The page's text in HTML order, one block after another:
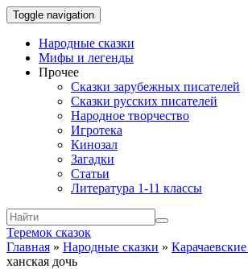
Toggle navigation
Народные сказки
Мифы и легенды
Прочее
Сказки зарубежных писателей
Сказки русских писателей
Народное творчество
Игротека
Кинозал
Загадки
Статьи
Литература 1-11 классы
Теремок сказок
Главная » Народные сказки »
ханская дочь